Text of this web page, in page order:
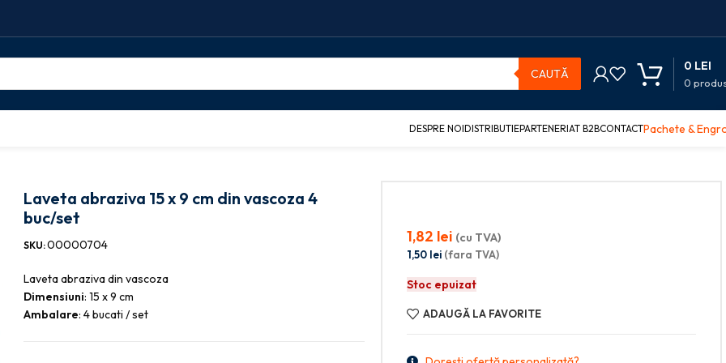
CAUTĂ
0
0 LEI
DESPRE NOIDISTRIBUTIEPARTENERIAT B2BCONTACTPachete &
Laveta abraziva 15 x 9 cm din vascoza 4
buc/set
SKU:00000704
Laveta abraziva din vascoza
Dimensiuni: 15 x 9 cm
Ambalare: 4 bucati / set
1,82 lei (cu TVA)
1,50 lei (fara TVA)
Stoc epuizat
ADAUGĂ LA FAVORITE